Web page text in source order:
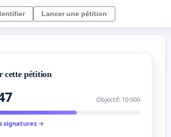
Lancer une pétition
cette pétition
Objectif: 10 000
signatures →